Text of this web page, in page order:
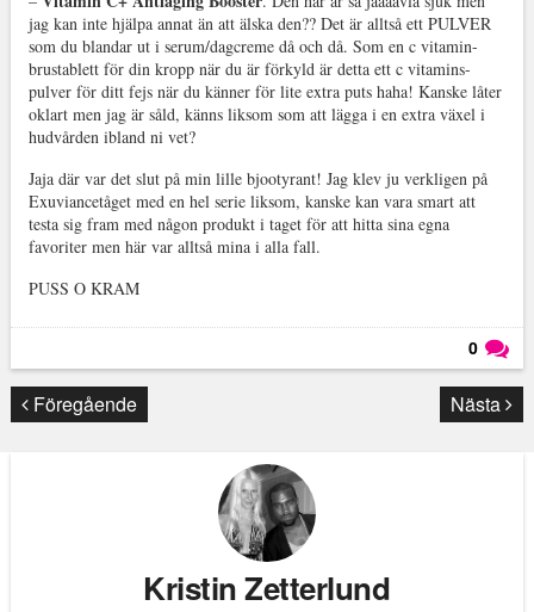
jag kan inte hjälpa annat än att älska den?? Det är alltså ett PULVER
som du blandar ut i serum/dagcreme då och då. Som en c vitamin-
brustablett för din kropp när du är förkyld är detta ett c vitamins-
pulver för ditt fejs när du känner för lite extra puts haha! Kanske låter
oklart men jag är såld, känns liksom som att lägga i en extra växel i
hudvården ibland ni vet?
Jaja där var det slut på min lille bjootyrant! Jag klev ju verkligen på
Exuviancetåget med en hel serie liksom, kanske kan vara smart att
testa sig fram med någon produkt i taget för att hitta sina egna
favoriter men här var alltså mina i alla fall.
PUSS O KRAM
0
Läs kommentarer (0)
Föregående Nästa
Kristin Zetterlund